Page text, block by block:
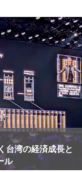
台湾の経済成長と
ル